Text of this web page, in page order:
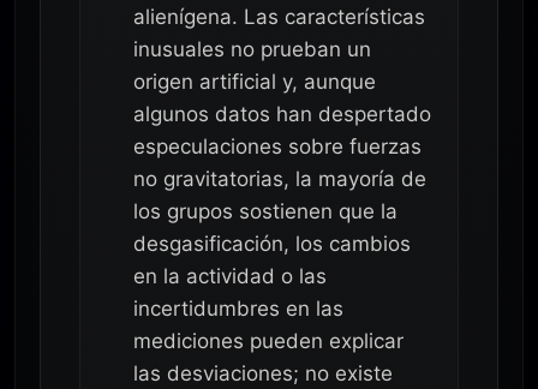
alienígena. Las características
inusuales no prueban un
origen artificial y, aunque
algunos datos han despertado
especulaciones sobre fuerzas
no gravitatorias, la mayoría de
los grupos sostienen que la
desgasificación, los cambios
en la actividad o las
incertidumbres en las
mediciones pueden explicar
las desviaciones; no existe